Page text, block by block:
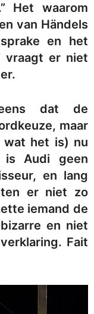
Het waarom
van Händels
en het
vraagt er niet
dat de
maar
het is) nu
Audi geen
en lang
er niet zo
iemand de
en niet
Fait